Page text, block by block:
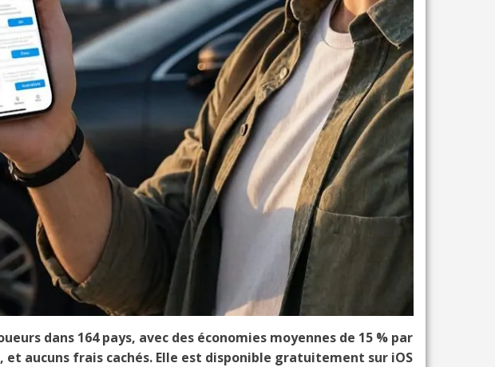
dans 164 pays, avec des économies moyennes de 15 % par
aucuns frais cachés. Elle est disponible gratuitement sur iOS